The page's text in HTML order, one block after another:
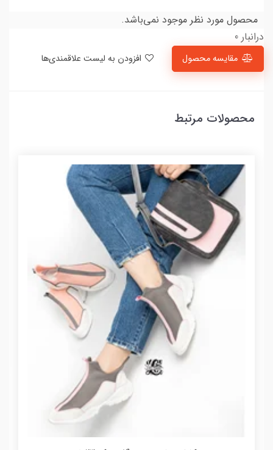
محصول مورد نظر موجود نمی‌باشد.
درانبار 0
مقایسه محصول
محصولات مرتبط